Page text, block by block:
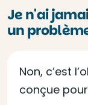
Je n'ai
un
Non, c’est
conçue